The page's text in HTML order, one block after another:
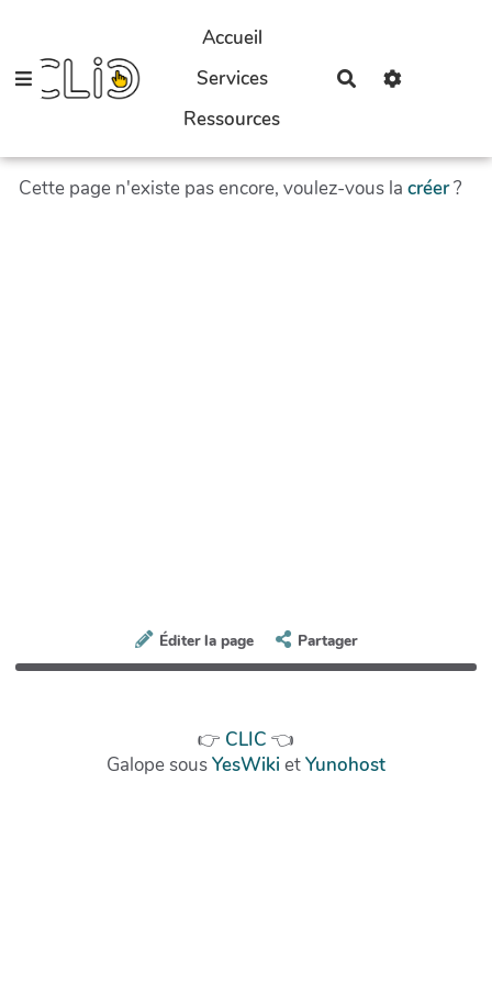
Aller au contenu principalAccueil
Services
Ressources
Rechercher
Cette page n'existe pas encore, voulez-vous la créer?
Éditer la page Partager
👉 CLIC 👈
Galope sousYesWiki etYunohost